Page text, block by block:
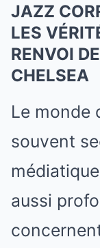
JAZZ
LES
RENVOI
CHELSEA
Le monde
souvent
aussi